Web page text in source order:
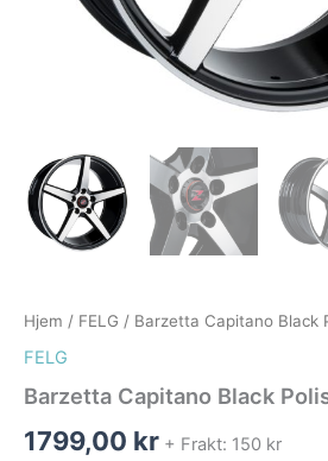
Hjem / FELG / Barzetta Capitano Black
FELG
Barzetta Capitano Black
1799,00 kr + Frakt: 150 kr